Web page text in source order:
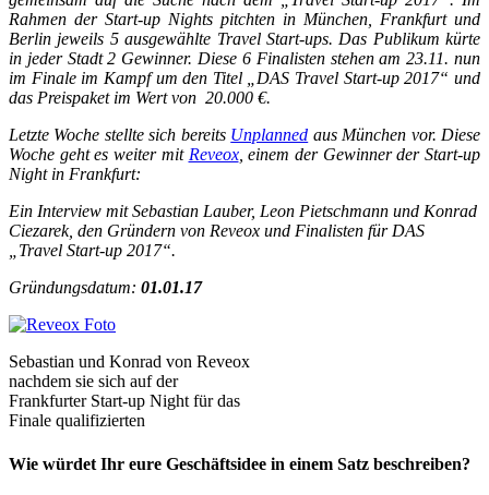
Rahmen der Start-up Nights pitchten in München, Frankfurt und
Berlin jeweils 5 ausgewählte Travel Start-ups. Das Publikum kürte
in jeder Stadt 2 Gewinner. Diese 6 Finalisten stehen am 23.11. nun
im Finale im Kampf um den Titel „DAS Travel Start-up 2017“ und
das Preispaket im Wert von 20.000 €.
Letzte Woche stellte sich bereits Unplanned aus München vor. Diese
Woche geht es weiter mit Reveox, einem der Gewinner der Start-up
Night in Frankfurt:
Ein Interview mit Sebastian Lauber, Leon Pietschmann und Konrad
Ciezarek, den Gründern von Reveox und Finalisten für DAS
„Travel Start-up 2017“.
Gründungsdatum: 01.01.17
Sebastian und Konrad von Reveox
nachdem sie sich auf der
Frankfurter Start-up Night für das
Finale qualifizierten
Wie würdet Ihr eure Geschäftsidee in einem Satz beschreiben?